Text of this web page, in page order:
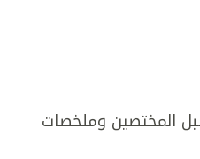
قبل المختصين وملخصات